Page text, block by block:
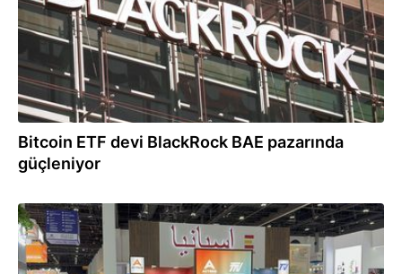
Bitcoin ETF devi BlackRock BAE pazarında
güçleniyor
05.11.2024